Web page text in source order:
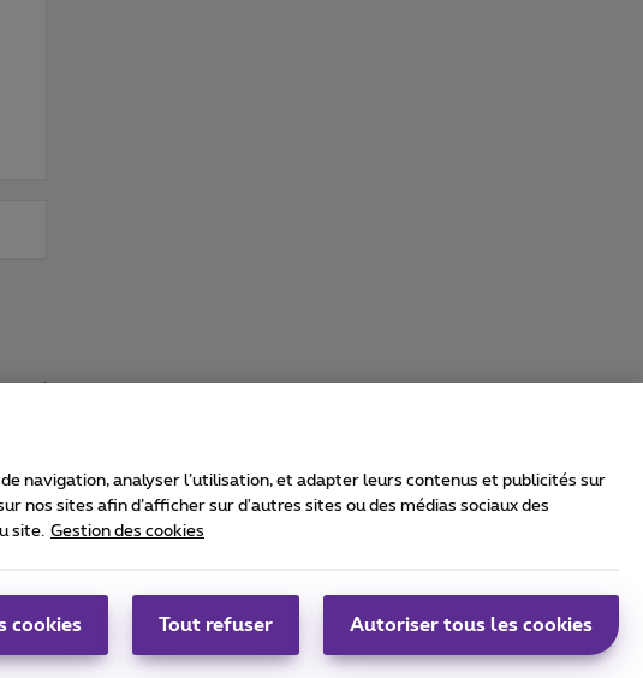
Carrier & Wholesale Solutions
Proximus Group
|
navigation, analyser l’utilisation, et adapter leurs contenus et publicités sur
nos sites afin d’afficher sur d'autres sites ou des médias sociaux des
site. Gestion des cookies
cookies Tout refuser Autoriser tous les cookies